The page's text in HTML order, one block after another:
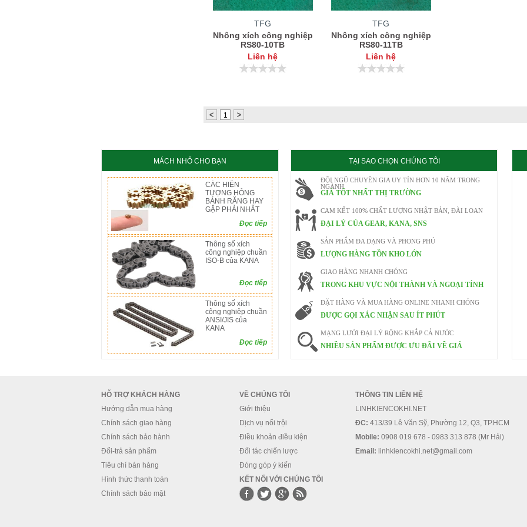
TFG
Nhông xích công nghiệp
RS80-10TB
Liên hệ
TFG
Nhông xích công nghiệp
RS80-11TB
Liên hệ
1
MÁCH NHỎ CHO BẠN
CÁC HIỆN
TƯỢNG HỎNG
BÁNH RĂNG HAY
GẶP PHẢI NHẤT
Đọc tiếp
Thông số xích
công nghiệp chuần
ISO-B của KANA
Đọc tiếp
Thông số xích
công nghiệp chuần
ANSI/JIS của
KANA
Đọc tiếp
TẠI SAO CHỌN CHÚNG TÔI
ĐỘI NGŨ CHUYÊN GIA UY TÍN HƠN 10 NĂM TRONG
NGÀNH
GIÁ TỐT NHẤT THỊ TRƯỜNG
CAM KẾT 100% CHẤT LƯỢNG NHẬT BẢN, ĐÀI LOAN
ĐẠI LÝ CỦA GEAR, KANA, SNS
SẢN PHẨM ĐA DẠNG VÀ PHONG PHÚ
LƯỢNG HÀNG TỒN KHO LỚN
GIAO HÀNG NHANH CHÓNG
TRONG KHU VỰC NỘI THÀNH VÀ NGOẠI TỈNH
ĐẶT HÀNG VÀ MUA HÀNG ONLINE NHANH CHÓNG
ĐƯỢC GỌI XÁC NHẬN SAU ÍT PHÚT
MẠNG LƯỚI ĐẠI LÝ RỘNG KHẮP CẢ NƯỚC
NHIỀU SẢN PHẨM ĐƯỢC ƯU ĐÃI VỀ GIÁ
HỖ TRỢ KHÁCH HÀNG
Hướng dẫn mua hàng
Chính sách giao hàng
Chính sách bảo hành
Đổi-trả sản phẩm
Tiêu chí bán hàng
Hình thức thanh toán
Chính sách bảo mật
VỀ CHÚNG TÔI
Giới thiệu
Dịch vụ nổi trội
Điều khoản điều kiện
Đối tác chiến lược
Đóng góp ý kiến
KẾT NỐI VỚI CHÚNG TÔI
THÔNG TIN LIÊN HỆ
LINHKIENCOKHI.NET
ĐC: 413/39 Lê Văn Sỹ, Phường 12, Q3, TP.HCM
Mobile: 0908 019 678 - 0983 313 878 (Mr Hải)
Email: linhkiencokhi.net@gmail.com